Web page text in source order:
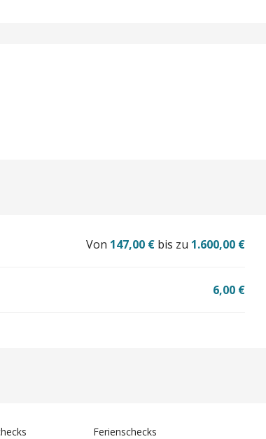
Von 147,00 € bis zu 1.600,00 €
6,00 €
Ferienschecks